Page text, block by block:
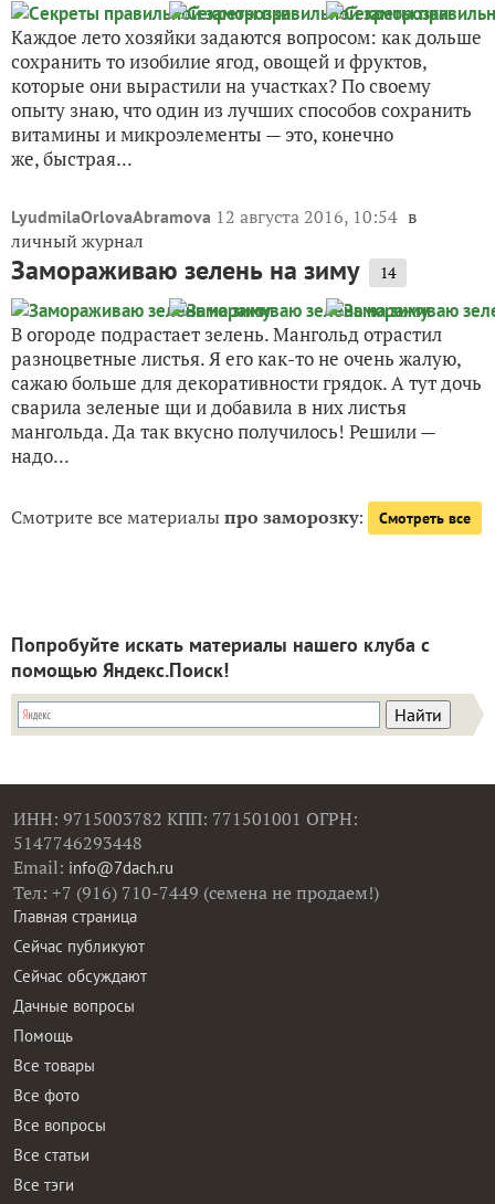
Каждое лето хозяйки задаются вопросом: как дольше
сохранить то изобилие ягод, овощей и фруктов,
которые они вырастили на участках? По своему
опыту знаю, что один из лучших способов сохранить
витамины и микроэлементы — это, конечно
же, быстрая...
LyudmilaOrlovaAbramova 12 августа 2016, 10:54 в
личный журнал
Замораживаю зелень на зиму 14
В огороде подрастает зелень. Мангольд отрастил
разноцветные листья. Я его как-то не очень жалую,
сажаю больше для декоративности грядок. А тут дочь
сварила зеленые щи и добавила в них листья
мангольда. Да так вкусно получилось! Решили —
надо...
Смотрите все материалыпро заморозку: Смотреть все
Попробуйте искать материалы нашего клуба с
помощью Яндекс.Поиск!
ИНН: 9715003782 КПП: 771501001 ОГРН:
5147746293448
Email: info@7dach.ru
Тел: +7 (916) 710-7449 (семена не продаем!)
Главная страница
Сейчас публикуют
Сейчас обсуждают
Дачные вопросы
Помощь
Все товары
Все фото
Все вопросы
Все статьи
Все тэги